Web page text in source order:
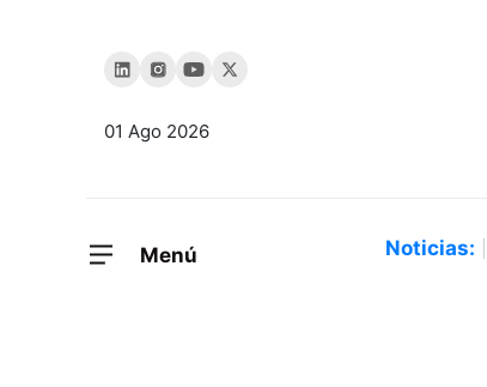
01 Ago 2026
Menú Noticias: